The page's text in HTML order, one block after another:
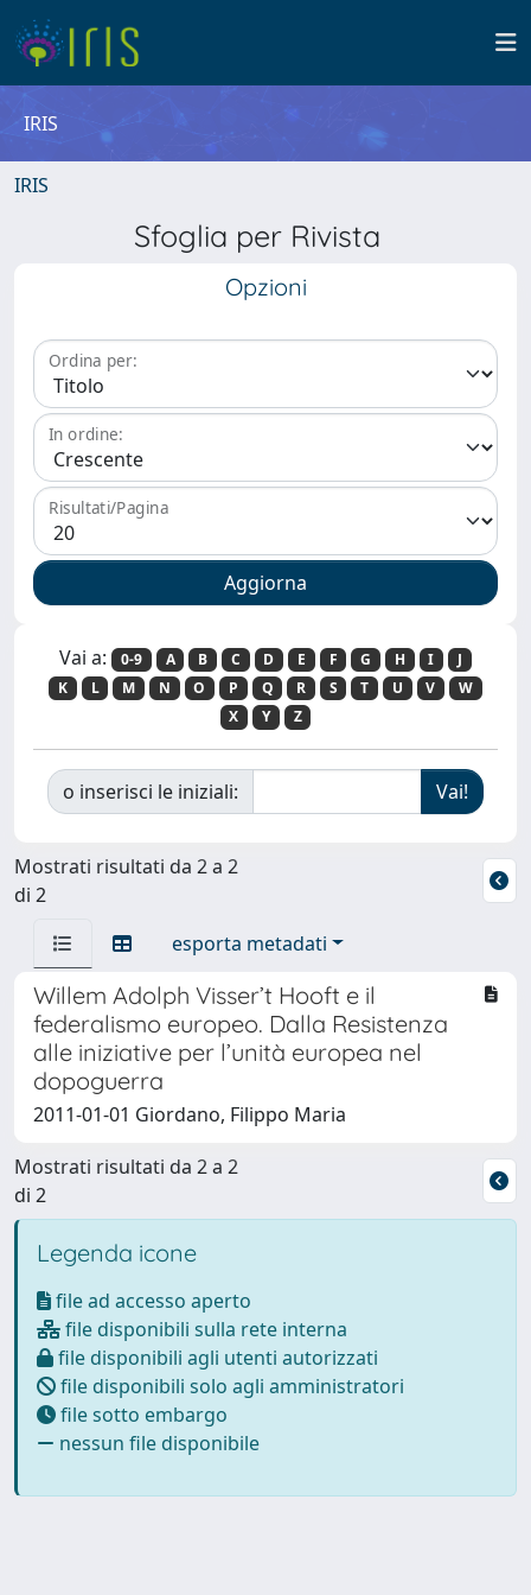
IRIS
IRIS
Sfoglia per Rivista
Opzioni
Ordina per:
In ordine:
Risultati/Pagina
Vai a: 0-9 A B C D E F G H I
J
K
L M N O P Q R S T U V
W
X
Y Z
o inserisci le iniziali:
Mostrati risultati da 2 a 2
di 2
esporta metadati
Willem Adolph Visser’t Hooft e il
federalismo europeo. Dalla Resistenza
alle iniziative per l’unità europea nel
dopoguerra
2011-01-01 Giordano, Filippo Maria
Mostrati risultati da 2 a 2
di 2
Legenda icone
file ad accesso aperto
file disponibili sulla rete interna
file disponibili agli utenti autorizzati
file disponibili solo agli amministratori
file sotto embargo
nessun file disponibile